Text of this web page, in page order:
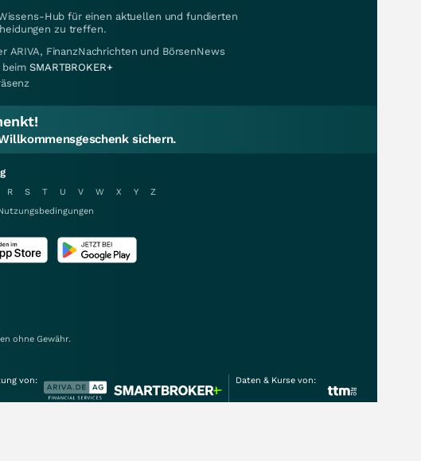
Hub für einen aktuellen und fundierten
zu treffen.
ARIVA, FinanzNachrichten und BörsenNews
beimSMARTBROKER+
sichern.
R S T U V W X Y
Z
ohne Gewähr.
von: Daten & Kurse von: